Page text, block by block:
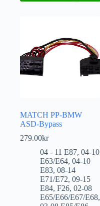
MATCH PP-BMW
ASD-Bypass
279.00kr
04 - 11 E87, 04-10
E63/E64, 04-10
E83, 08-14
E71/E72, 09-15
E84, F26, 02-08
E65/E66/E67/E68,